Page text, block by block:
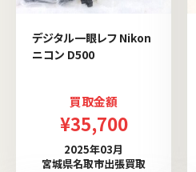
デジタル一眼レフ Nikon
ニコン D500
買取金額
¥35,700
2025年03月
宮城県名取市出張買取